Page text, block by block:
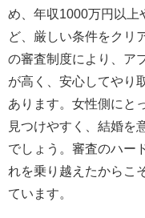
め、年収1000万円以上
ど、厳しい条件をクリ
の審査制度により、ア
が高く、安心してやり
あります。女性側にと
見つけやすく、結婚を
でしょう。審査のハー
れを乗り越えたからこ
ています。